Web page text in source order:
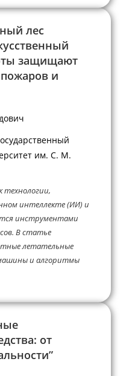
лес
защищают
и
им. С. М.
технологии,
интеллекте (ИИ) и
инструментами
В статье
летательные
и алгоритмы
от